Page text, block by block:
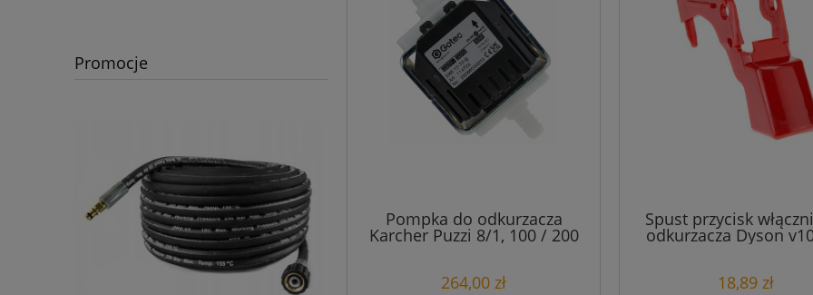
Promocje
Pompka do odkurzacza
Karcher Puzzi 8/1, 100 / 200
264,00 zł
Spust przycisk
odkurzacza Dyson
18,89 zł